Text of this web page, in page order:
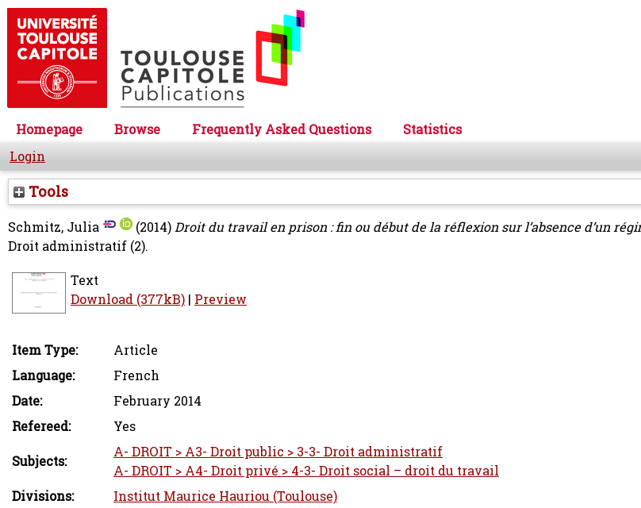
Homepage Browse Frequently Asked Questions
Statistics
Login
Tools
Schmitz, Julia (2014)Droit du travail en prison : fin ou début de la réflexion sur l’absence d’un
Droit administratif (2).
Text
Download (377kB) | Preview
Item Type:
Article
Language:
French
Date:
February 2014
Refereed:
Yes
Subjects:
A- DROIT > A3- Droit public > 3-3- Droit administratif
A- DROIT > A4- Droit privé > 4-3- Droit social – droit du travail
Divisions:
Institut Maurice Hauriou (Toulouse)